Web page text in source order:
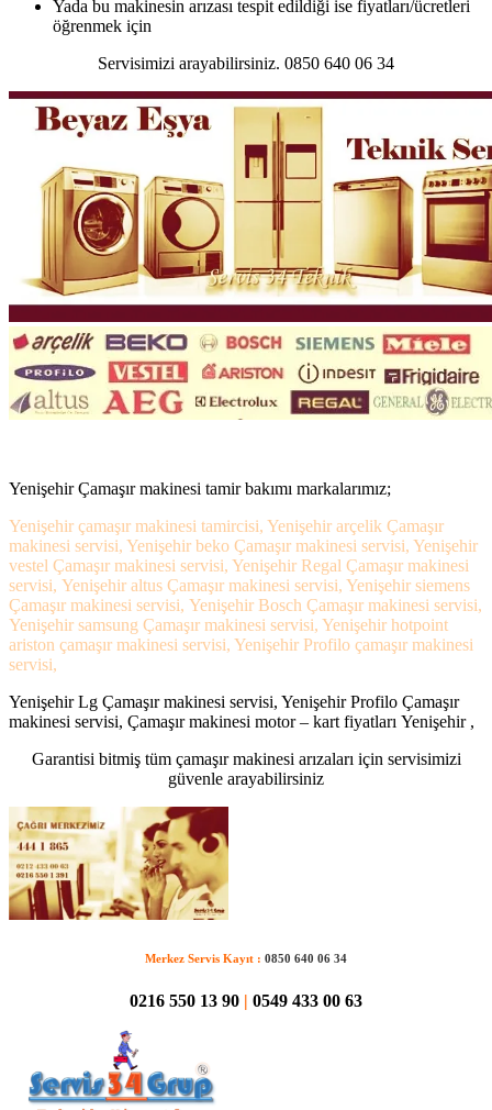
Yada bu makinesin arızası tespit edildiği ise fiyatları/ücretleri
öğrenmek için
Servisimizi arayabilirsiniz. 0850 640 06 34
Yenişehir Çamaşır makinesi tamir bakımı markalarımız;
Yenişehir çamaşır makinesi tamircisi, Yenişehir arçelik Çamaşır
makinesi servisi, Yenişehir beko Çamaşır makinesi servisi, Yenişehir
vestel Çamaşır makinesi servisi, Yenişehir Regal Çamaşır makinesi
servisi, Yenişehir altus Çamaşır makinesi servisi, Yenişehir siemens
Çamaşır makinesi servisi, Yenişehir Bosch Çamaşır makinesi servisi,
Yenişehir samsung Çamaşır makinesi servisi, Yenişehir hotpoint
ariston çamaşır makinesi servisi, Yenişehir Profilo çamaşır makinesi
servisi,
Yenişehir Lg Çamaşır makinesi servisi, Yenişehir Profilo Çamaşır
makinesi servisi, Çamaşır makinesi motor – kart fiyatları Yenişehir ,
Garantisi bitmiş tüm çamaşır makinesi arızaları için servisimizi
güvenle arayabilirsiniz
Merkez Servis Kayıt : 0850 640 06 34
0216 550 13 90 0549 433 00 63